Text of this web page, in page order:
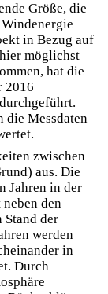
Größe, die
in Bezug auf
möglichst
hat die
2016
die Messdaten
zwischen
aus. Die
Jahren in der
den
Stand der
werden
in
Durch